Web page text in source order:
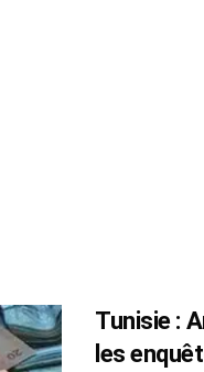
Tunisie :
les